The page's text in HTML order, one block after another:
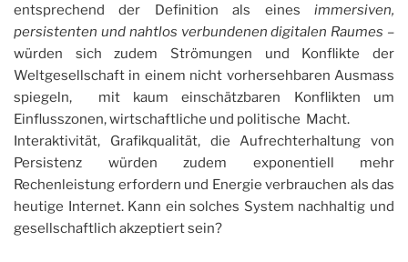
entsprechend der Definition als eines immersiven,
persistenten und nahtlos verbundenen digitalen Raumes –
würden sich zudem Strömungen und Konflikte der
Weltgesellschaft in einem nicht vorhersehbaren Ausmass
spiegeln, mit kaum einschätzbaren Konflikten um
Einflusszonen, wirtschaftliche und politische Macht.
Interaktivität, Grafikqualität, die Aufrechterhaltung von
Persistenz würden zudem exponentiell mehr
Rechenleistung erfordern und Energie verbrauchen als das
heutige Internet. Kann ein solches System nachhaltig und
gesellschaftlich akzeptiert sein?